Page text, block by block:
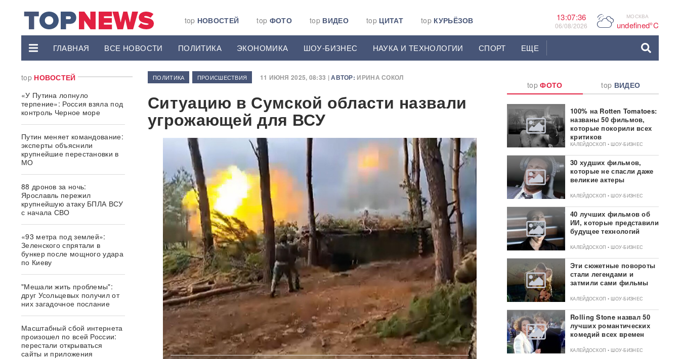
top НОВОСТЕЙ top ФОТО top ВИДЕО top ЦИТАТ top КУРЬЁЗОВ 13:07:37
06/08/2026 P МОСКВА
undefined°C
ГЛАВНАЯ ВСЕ НОВОСТИ ПОЛИТИКА ЭКОНОМИКА ШОУ-БИЗНЕС НАУКА И ТЕХНОЛОГИИ СПОРТ ЕЩЕ
top НОВОСТЕЙ
«У Путина лопнуло
терпение»: Россия взяла под
контроль Черное море
Путин меняет командование:
эксперты объяснили
крупнейшие перестановки в
МО
88 дронов за ночь:
Ярославль пережил
крупнейшую атаку БПЛА ВСУ
с начала СВО
«93 метра под землей»:
Зеленского спрятали в
бункер после мощного удара
по Киеву
"Мешали жить проблемы":
друг Усольцевых получил от
них загадочное послание
Масштабный сбой интернета
произошел по всей России:
перестали открываться
сайты и приложения
ПОЛИТИКА ПРОИСШЕСТВИЯ 11 ИЮНЯ 2025, 08:33 |АВТОР: ИРИНА СОКОЛ
Ситуацию в Сумской области назвали
угрожающей для ВСУ
topФОТО top ВИДЕО
100% на Rotten Tomatoes:
названы 50 фильмов,
которые покорили всех
критиков
КАЛЕЙДОСКОП • ШОУ-БИЗНЕС
30 худших фильмов,
которые не спасли даже
великие актеры
КАЛЕЙДОСКОП • ШОУ-БИЗНЕС
40 лучших фильмов об
ИИ, которые представили
будущее технологий
КАЛЕЙДОСКОП • ШОУ-БИЗНЕС
Эти сюжетные повороты
стали легендами и
затмили сами фильмы
КАЛЕЙДОСКОП • ШОУ-БИЗНЕС
Rolling Stone назвал 50
лучших романтических
комедий всех времен
КАЛЕЙДОСКОП • ШОУ-БИЗНЕС